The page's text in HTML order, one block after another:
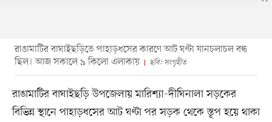
রাঙামাটির বাঘাইছড়িতে পাহাড়ধসের কারণে আট ঘণ্টা যানচলাচল বন্ধ
ছিল। আজ সকালে ৯ কিলো এলাকায়
ছবি: সংগৃহীত
রাঙামাটির বাঘাইছড়ি উপজেলায় মারিশ্যা-দীঘিনালা সড়কের
বিভিন্ন স্থানে পাহাড়ধসের আট ঘণ্টা পর সড়ক থেকে স্তূপ হয়ে থাকা